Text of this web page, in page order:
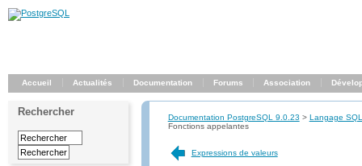
Accueil Actualités Documentation Forums Association
Rechercher Documentation PostgreSQL 9.0.23 > Langage SQL
Fonctions appelantes
Expressions de valeurs